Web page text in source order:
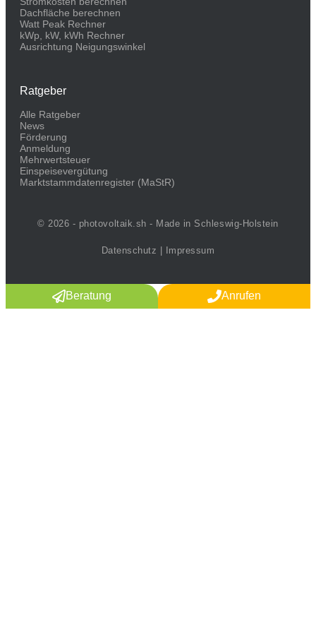
Dachfläche berechnen
Watt Peak Rechner
kWp, kW, kWh Rechner
Ausrichtung Neigungswinkel
Ratgeber
Alle Ratgeber
News
Förderung
Anmeldung
Mehrwertsteuer
Einspeisevergütung
Marktstammdaten­register (MaStR)
© 2026 - photovoltaik.sh - Made in Schleswig-Holstein
Datenschutz | Impressum
Beratung Anrufen